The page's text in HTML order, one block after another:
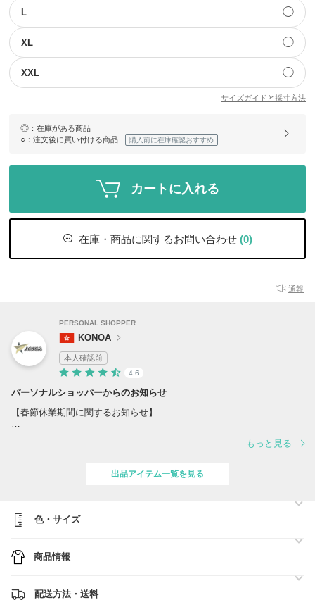
L ◯
XL ◯
XXL ◯
サイズガイドと採寸方法
◎ ：在庫がある商品
○ ：注文後に買い付ける商品 購入前に在庫確認おすすめ
カートに入れる
在庫・商品に関するお問い合わせ (0)
通報
PERSONAL SHOPPER
KONOA
本人確認前
4.6
パーソナルショッパーからのお知らせ
【春節休業期間に関するお知らせ】
2026年の旧正月（春節）に伴う仕入れ先の長期休暇および中国国内物
停止させていただきます。
上記期間中にいただいたご注文につきましては、
2月24日（火）以降、順次対応・発送させていただきます。
ない場合もございます。
発送業務再開の2月24日より、順次発送を予定しております。
もっと見る
出品アイテム一覧を見る
色・サイズ
商品情報
配送方法・送料